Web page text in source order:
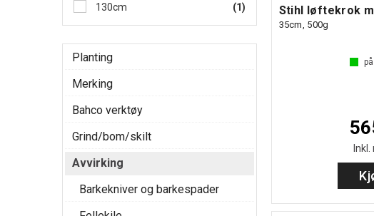
130cm
(1)
Planting
Merking
Bahco verktøy
Grind/bom/skilt
Avvirking
Barkekniver og barkespader
Stihl løftekrok
35cm, 500g